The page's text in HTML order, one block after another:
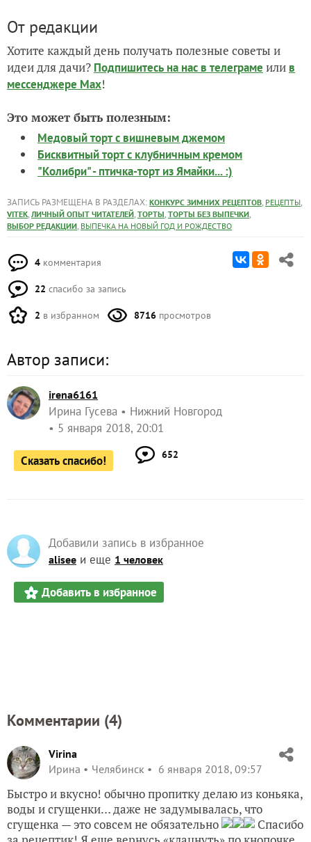
От редакции
Хотите каждый день получать полезные советы и
идеи для дачи? Подпишитесь на нас в телеграме или в
мессенджере Max!
Это может быть полезным:
Медовый торт с вишневым джемом
Бисквитный торт с клубничным кремом
"Колибри" - птичка-торт из Ямайки... :)
ЗАПИСЬ РАЗМЕЩЕНА В РАЗДЕЛАХ: КОНКУРС ЗИМНИХ РЕЦЕПТОВ, РЕЦЕПТЫ,
VITEK, ЛИЧНЫЙ ОПЫТ ЧИТАТЕЛЕЙ, ТОРТЫ, ТОРТЫ БЕЗ ВЫПЕЧКИ,
ВЫБОР РЕДАКЦИИ, ВЫПЕЧКА НА НОВЫЙ ГОД И РОЖДЕСТВО
4 комментария
22 спасибо за запись
2 в избранном 8716 просмотров
Автор записи:
irena6161
Ирина Гусева
Нижний Новгород
5 января 2018, 20:01
Сказать спасибо! 652
Добавили запись в избранное
alisee и еще 1 человек
Добавить в избранное
Комментарии (4)
Virina
Ирина
Челябинск 6 января 2018, 09:57
Быстро и вкусно! обычно пропитку делаю из коньяка,
воды и сгущенки… даже не задумывалась, что
сгущенка — это совсем не обязательно
Спасибо